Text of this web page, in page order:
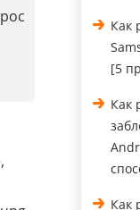
Как
[5
Как
Как